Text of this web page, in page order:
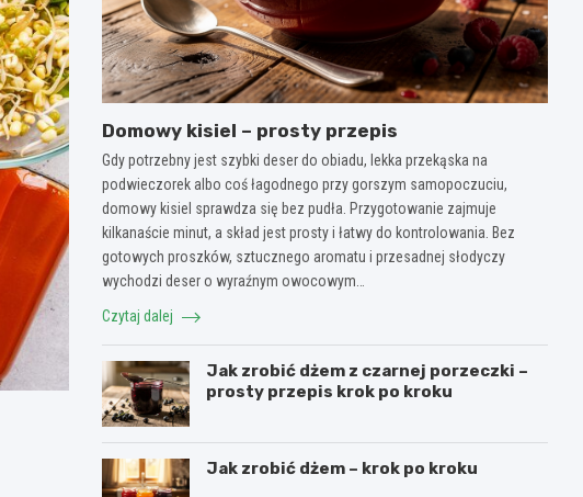
Domowy kisiel – prosty przepis
Gdy potrzebny jest szybki deser do obiadu, lekka przekąska na
podwieczorek albo coś łagodnego przy gorszym samopoczuciu,
domowy kisiel sprawdza się bez pudła. Przygotowanie zajmuje
kilkanaście minut, a skład jest prosty i łatwy do kontrolowania. Bez
gotowych proszków, sztucznego aromatu i przesadnej słodyczy
wychodzi deser o wyraźnym owocowym…
Czytaj dalej
Jak zrobić dżem z czarnej porzeczki –
prosty przepis krok po kroku
Jak zrobić dżem – krok po kroku